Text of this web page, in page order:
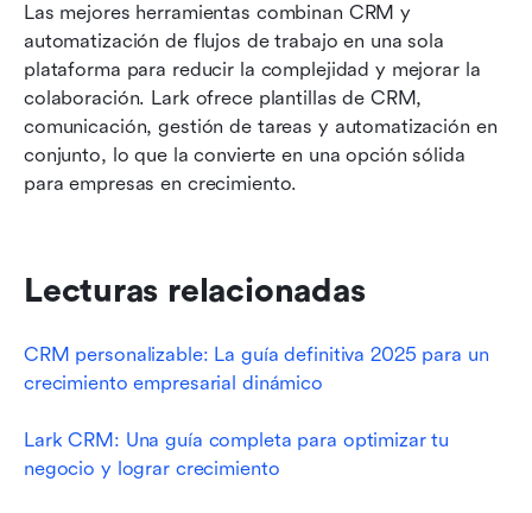
Las mejores herramientas combinan CRM y
automatización de flujos de trabajo en una sola
plataforma para reducir la complejidad y mejorar la
colaboración. Lark ofrece plantillas de CRM,
comunicación, gestión de tareas y automatización en
conjunto, lo que la convierte en una opción sólida
para empresas en crecimiento.
Lecturas relacionadas
CRM personalizable: La guía definitiva 2025 para un
crecimiento empresarial dinámico
Lark CRM: Una guía completa para optimizar tu
negocio y lograr crecimiento